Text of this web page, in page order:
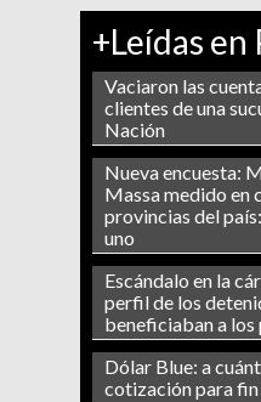
+Leídas
Vaciaron las
clientes de una
Nación
Nueva encuesta:
Massa medido en
provincias del
uno
Escándalo en la
perfil de los
beneficiaban a los
Dólar Blue: a
cotización para fin